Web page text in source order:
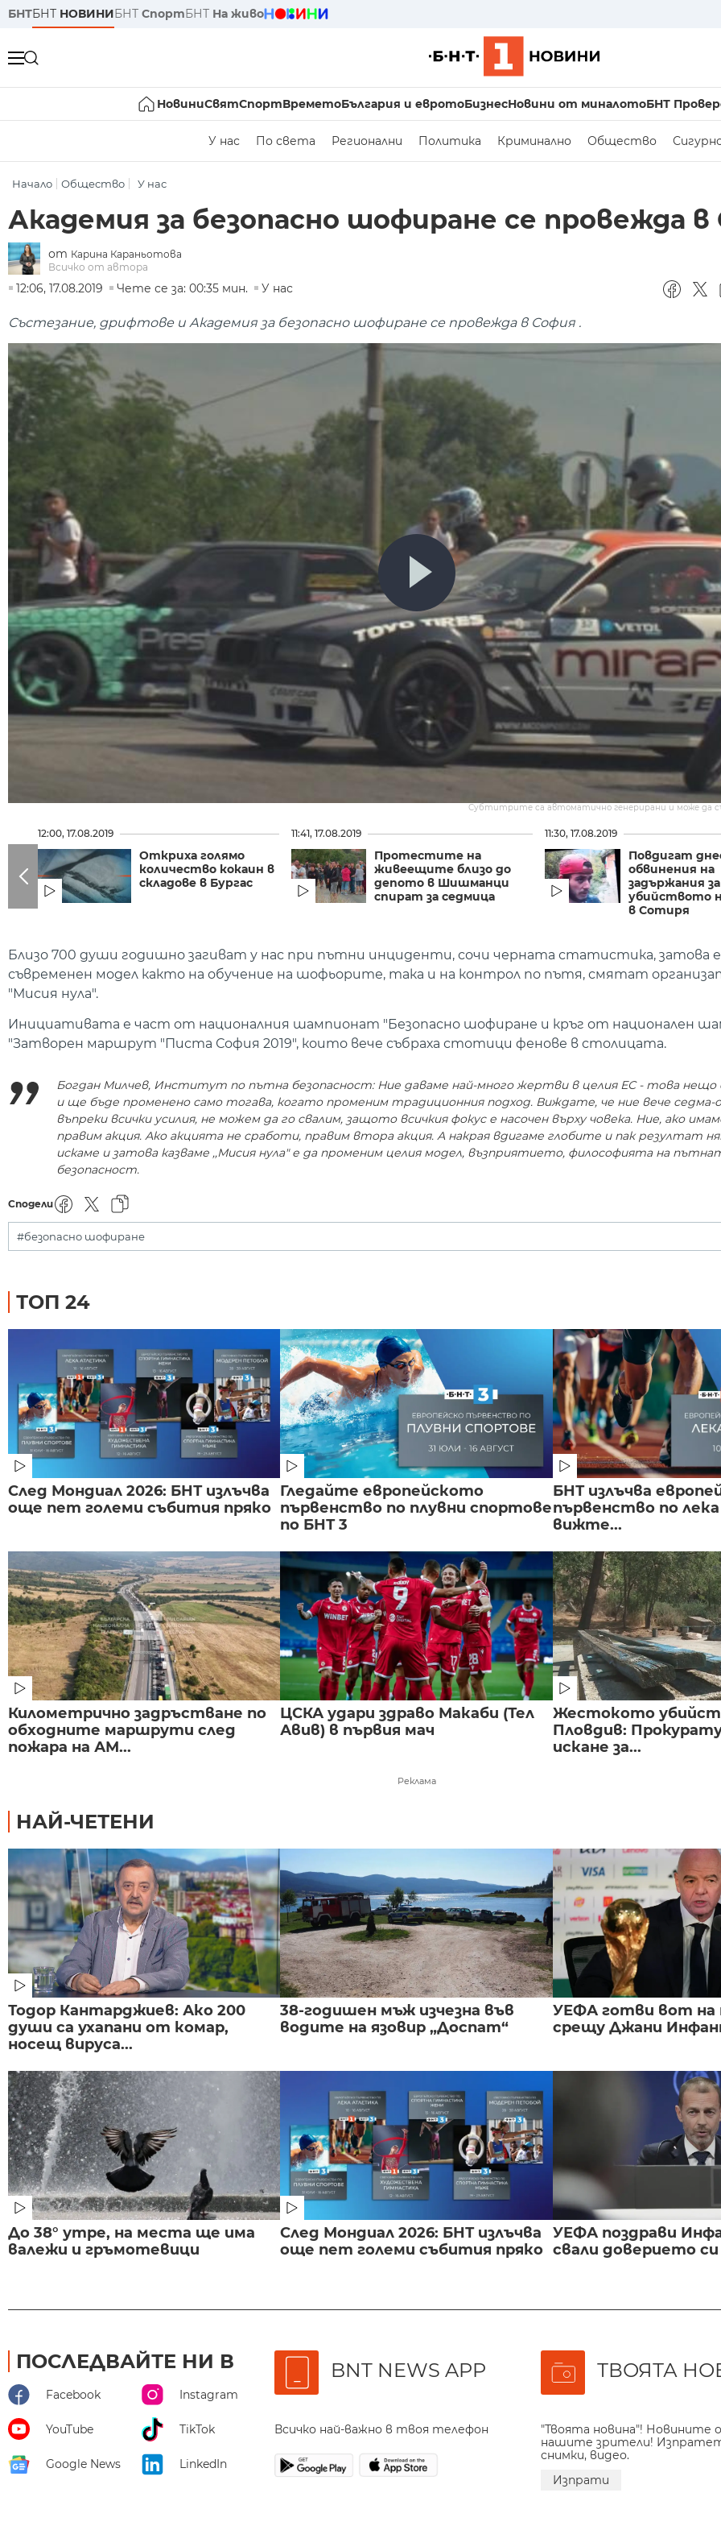
БНТБНТ НОВИНИБНТ СпортБНТ На живо
НовиниСвятСпортВреметоБългария и евротоБизнесНовини от миналотоБНТ
У нас По света Регионални Политика Криминално Общество
Начало Общество У нас
Академия за безопасно шофиране се провежда в
от Карина Караньотова
Всичко от автора
12:06, 17.08.2019
Чете се за: 00:35 мин. У нас
Състезание, дрифтове и Академия за безопасно шофиране се провежда в София .
Субтитрите са автоматично генерирани и може да
12:00, 17.08.2019
Откриха голямо
количество кокаин в
складове в Бургас
11:41, 17.08.2019
Протестите на
живеещите близо до
депото в Шишманци
спират за седмица
11:30, 17.08.2019
Повдигат
обвинения на
задържания за
убийството
в Сотиря
Близо 700 души годишно загиват у нас при пътни инциденти, сочи черната статистика, затова е
съвременен модел както на обучение на шофьорите, така и на контрол по пътя, смятат
"Мисия нула".
Инициативата е част от националния шампионат "Безопасно шофиране и кръг от национален
"Затворен маршрут "Писта София 2019", които вече събраха стотици фенове в столицата.
Богдан Милчев, Институт по пътна безопасност: Ние даваме най-много жертви в целия ЕС - това нещо
и ще бъде променено само тогава, когато променим традиционния подход. Виждате, че ние вече седма-
въпреки всички усилия, не можем да го свалим, защото всичкия фокус е насочен върху човека. Ние, ако
правим акция. Ако акцията не сработи, правим втора акция. А накрая вдигаме глобите и пак резултат
искаме и затова казваме ,,Мисия нула" е да променим целия модел, възприятието, философията на
безопасност.
Сподели
#безопасно шофиране
ТОП 24
След Мондиал 2026: БНТ излъчва
още пет големи събития пряко
Гледайте европейското
първенство по плувни спортове
по БНТ 3
БНТ излъчва
първенство по
вижте...
Километрично задръстване по
обходните маршрути след
пожара на АМ...
ЦСКА удари здраво Макаби (Тел
Авив) в първия мач
Жестокото
Пловдив:
искане за...
Реклама
НАЙ-ЧЕТЕНИ
Тодор Кантарджиев: Ако 200
души са ухапани от комар,
носещ вируса...
38-годишен мъж изчезна във
водите на язовир „Доспат“
УЕФА готви вот на
срещу Джани
До 38° утре, на места ще има
валежи и гръмотевици
След Мондиал 2026: БНТ излъчва
още пет големи събития пряко
УЕФА поздрави
свали доверието
ПОСЛЕДВАЙТЕ НИ В
Facebook Instagram
YouTube TikTok
Google News LinkedIn
BNT NEWS APP
Всичко най-важно в твоя телефон
ТВОЯТА
"Твоята новина"! Новините
нашите зрители!
снимки, видео.
Изпрати